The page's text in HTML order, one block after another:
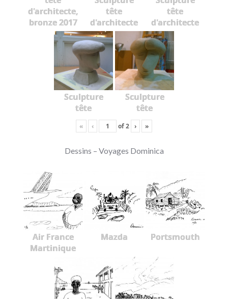
d'architecte,
bronze 2017
tête
d'architecte
tête
d'architecte
Sculpture
tête
Sculpture
tête
« ‹ of2 › »
Dessins – Voyages Dominica
Air France
Martinique
Mazda Portsmouth